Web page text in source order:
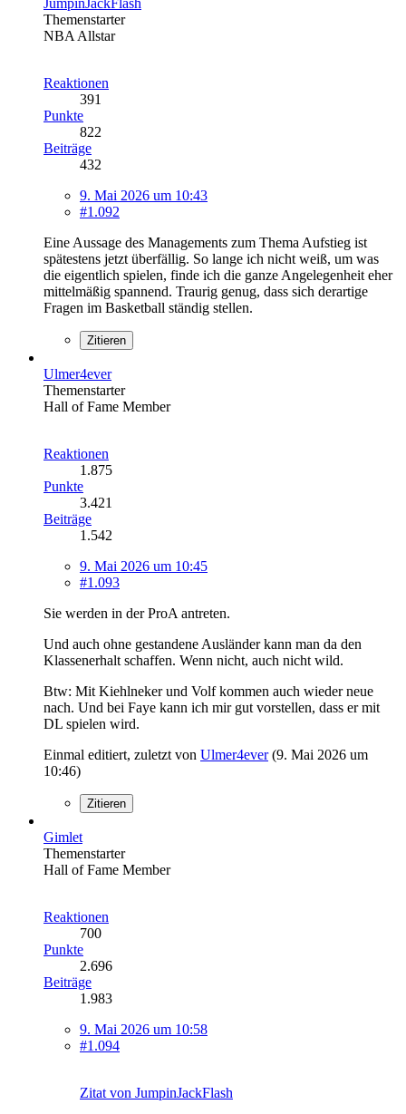
Themenstarter
NBA Allstar
Reaktionen
391
Punkte
822
Beiträge
432
9. Mai 2026 um 10:43
#1.092
Eine Aussage des Managements zum Thema Aufstieg ist
spätestens jetzt überfällig. So lange ich nicht weiß, um was
die eigentlich spielen, finde ich die ganze Angelegenheit eher
mittelmäßig spannend. Traurig genug, dass sich derartige
Fragen im Basketball ständig stellen.
Zitieren
Ulmer4ever
Themenstarter
Hall of Fame Member
Reaktionen
1.875
Punkte
3.421
Beiträge
1.542
9. Mai 2026 um 10:45
#1.093
Sie werden in der ProA antreten.
Und auch ohne gestandene Ausländer kann man da den
Klassenerhalt schaffen. Wenn nicht, auch nicht wild.
Btw: Mit Kiehlneker und Volf kommen auch wieder neue
nach. Und bei Faye kann ich mir gut vorstellen, dass er mit
DL spielen wird.
Einmal editiert, zuletzt von Ulmer4ever(9. Mai 2026 um
10:46)
Zitieren
Gimlet
Themenstarter
Hall of Fame Member
Reaktionen
700
Punkte
2.696
Beiträge
1.983
9. Mai 2026 um 10:58
#1.094
Zitat von JumpinJackFlash